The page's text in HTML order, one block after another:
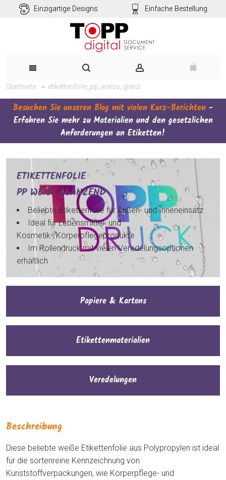
Einzigartige Designs Einfache Bestellung
Startseite etikettenfolie_pp_weiss_glanz
Besuchen Sie unseren Blog mit vielen Kurz-Berichten-
Erfahren Sie mehr zu Materialien und den gesetzlichen
Anforderungen an Etiketten!
ETIKETTENFOLIE
PP WEISS GLÄNZEND
Beliebte Etikettenfolie für Außen- und Inneneinsatz
Ideal für Lebensmittel- und
Kosmetik-/Körperpflegeprodukte
Im Rollendruck mit vielen Veredelungsoptionen
erhältlich
Papiere & Kartons
Etikettenmaterialien
Veredelungen
Beschreibung
Diese beliebte weiße Etikettenfolie aus Polypropylen ist ideal
für die sortenreine Kennzeichnung von
Kunststoffverpackungen, wie Körperpflege- und